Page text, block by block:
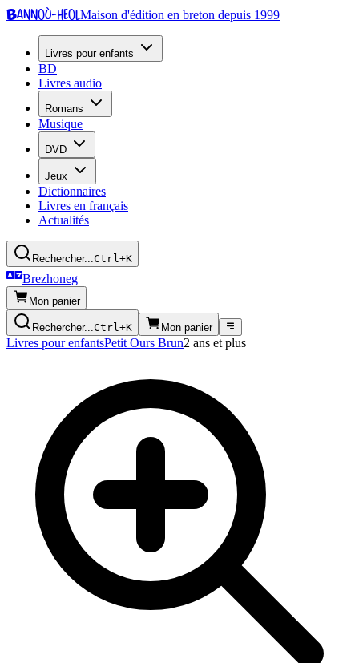
Bannoù-heolMaison d'édition en breton depuis 1999
Livres pour enfants
BD
Livres audio
Romans
Musique
DVD
Jeux
Dictionnaires
Livres en français
Actualités
Rechercher...Ctrl+K
Brezhoneg
Mon panier
Rechercher...Ctrl+K Mon panier
Livres pour enfantsPetit Ours Brun2 ans et plus